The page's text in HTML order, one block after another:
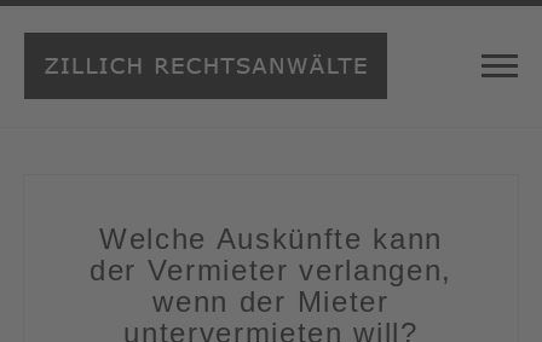
Welche Auskünfte kann
der Vermieter verlangen,
wenn der Mieter
untervermieten will?